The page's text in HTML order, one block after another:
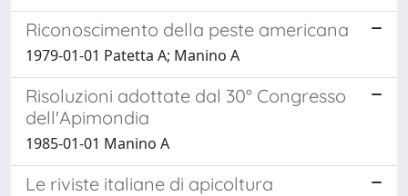
Riconoscimento della peste americana
1979-01-01 Patetta A; Manino A
Risoluzioni adottate dal 30° Congresso
dell'Apimondia
1985-01-01 Manino A
Le riviste italiane di apicoltura